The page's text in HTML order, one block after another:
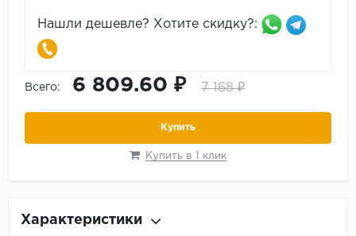
Нашли дешевле? Хотите скидку?:
Всего: 6 809.60 ₽ 7 168 ₽
Купить
Купить в 1 клик
Характеристики